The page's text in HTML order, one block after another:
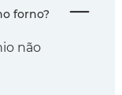
forno?
não